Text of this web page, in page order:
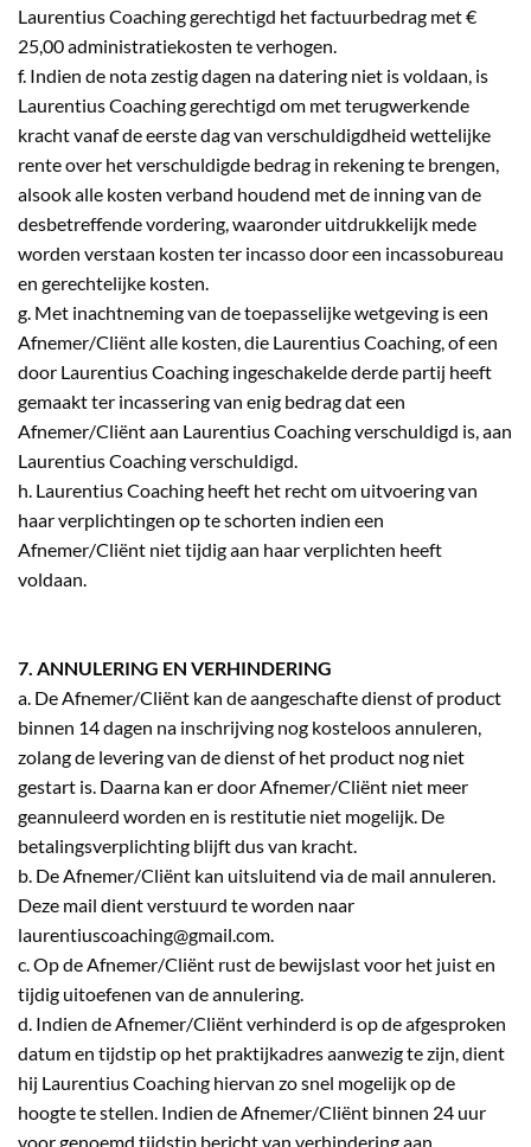
Laurentius Coaching gerechtigd het factuurbedrag met €
25,00 administratiekosten te verhogen.
f. Indien de nota zestig dagen na datering niet is voldaan, is
Laurentius Coaching gerechtigd om met terugwerkende
kracht vanaf de eerste dag van verschuldigdheid wettelijke
rente over het verschuldigde bedrag in rekening te brengen,
alsook alle kosten verband houdend met de inning van de
desbetreffende vordering, waaronder uitdrukkelijk mede
worden verstaan kosten ter incasso door een incassobureau
en gerechtelijke kosten.
g. Met inachtneming van de toepasselijke wetgeving is een
Afnemer/Cliënt alle kosten, die Laurentius Coaching, of een
door Laurentius Coaching ingeschakelde derde partij heeft
gemaakt ter incassering van enig bedrag dat een
Afnemer/Cliënt aan Laurentius Coaching verschuldigd is, aan
Laurentius Coaching verschuldigd.
h. Laurentius Coaching heeft het recht om uitvoering van
haar verplichtingen op te schorten indien een
Afnemer/Cliënt niet tijdig aan haar verplichten heeft
voldaan.
7. ANNULERING EN VERHINDERING
a. De Afnemer/Cliënt kan de aangeschafte dienst of product
binnen 14 dagen na inschrijving nog kosteloos annuleren,
zolang de levering van de dienst of het product nog niet
gestart is. Daarna kan er door Afnemer/Cliënt niet meer
geannuleerd worden en is restitutie niet mogelijk. De
betalingsverplichting blijft dus van kracht.
b. De Afnemer/Cliënt kan uitsluitend via de mail annuleren.
Deze mail dient verstuurd te worden naar
laurentiuscoaching@gmail.com.
c. Op de Afnemer/Cliënt rust de bewijslast voor het juist en
tijdig uitoefenen van de annulering.
d. Indien de Afnemer/Cliënt verhinderd is op de afgesproken
datum en tijdstip op het praktijkadres aanwezig te zijn, dient
hij Laurentius Coaching hiervan zo snel mogelijk op de
hoogte te stellen. Indien de Afnemer/Cliënt binnen 24 uur
voor genoemd tijdstip bericht van verhindering aan